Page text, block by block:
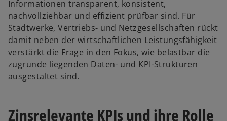
Informationen transparent, konsistent,
nachvollziehbar und effizient prüfbar sind. Für
Stadtwerke, Vertriebs- und Netzgesellschaften rückt
damit neben der wirtschaftlichen Leistungsfähigkeit
verstärkt die Frage in den Fokus, wie belastbar die
zugrunde liegenden Daten- und KPI-Strukturen
ausgestaltet sind.
Zinsrelevante KPIs und ihre Rolle